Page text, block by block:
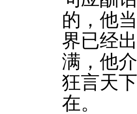
的，他
界已经
满，他
狂言天
在。